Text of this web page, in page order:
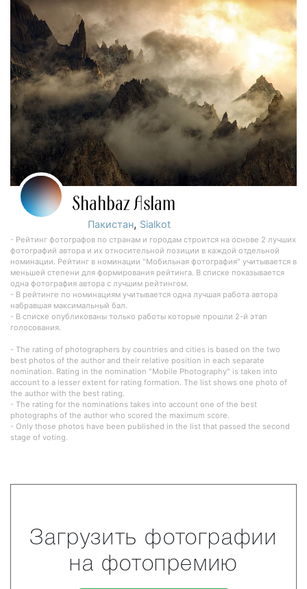
Shahbaz Aslam
Пакистан, Sialkot
- Рейтинг фотографов по странам и городам строится на основе 2 лучших
фотографий автора и их относительной позиции в каждой отдельной
номинации. Рейтинг в номинации "Мобильная фотография" учитывается в
меньшей степени для формирования рейтинга. В списке показывается
одна фотография автора с лучшим рейтингом.
- В рейтинге по номинациям учитывается одна лучшая работа автора
набравшая максимальный бал.
- В списке опубликованы только работы которые прошли 2-й этап
голосования.
- The rating of photographers by countries and cities is based on the two
best photos of the author and their relative position in each separate
nomination. Rating in the nomination "Mobile Photography" is taken into
account to a lesser extent for rating formation. The list shows one photo of
the author with the best rating.
- The rating for the nominations takes into account one of the best
photographs of the author who scored the maximum score.
- Only those photos have been published in the list that passed the second
stage of voting.
Загрузить фотографии
на фотопремию